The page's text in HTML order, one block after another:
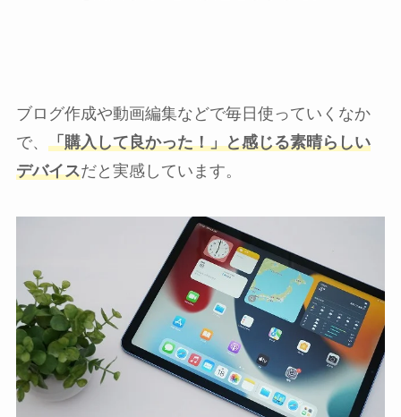
ブログ作成や動画編集などで毎日使っていくなか
で、 「購入して良かった！」と感じる素晴らしい
デバイスだと実感しています。